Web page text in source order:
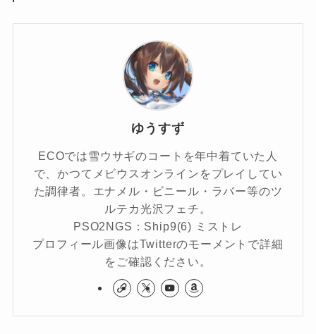
ゆうすず
ECOでは雪ウサギのコートを年中着ていた人
で、かつてメビウスオンラインをプレイしてい
た調律者。エナメル・ビニール・ラバー等のツ
ルテカ光沢フェチ。
PSO2NGS：Ship9(6) ミストレ
プロフィール画像はTwitterのモーメントで詳細
をご確認ください。